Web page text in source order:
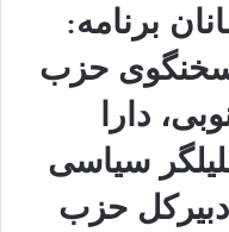
برنامه:
سخنگوی حزب
دارا
سیاسی
دبیرکل حزب